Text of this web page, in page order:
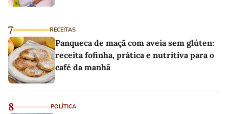
7 RECEITAS
Panqueca de maçã com aveia sem glúten:
receita fofinha, prática e nutritiva para o
café da manhã
8 POLÍTICA